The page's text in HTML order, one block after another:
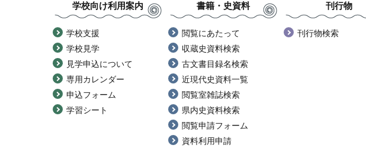
学校向け利用案内
学校支援
学校見学
見学申込について
専用カレンダー
申込フォーム
学習シート
書籍・史資料
閲覧にあたって
収蔵史資料検索
古文書目録名検索
近現代史資料一覧
閲覧室雑誌検索
県内史資料検索
閲覧申請フォーム
資料利用申請
刊行物
刊行物検索